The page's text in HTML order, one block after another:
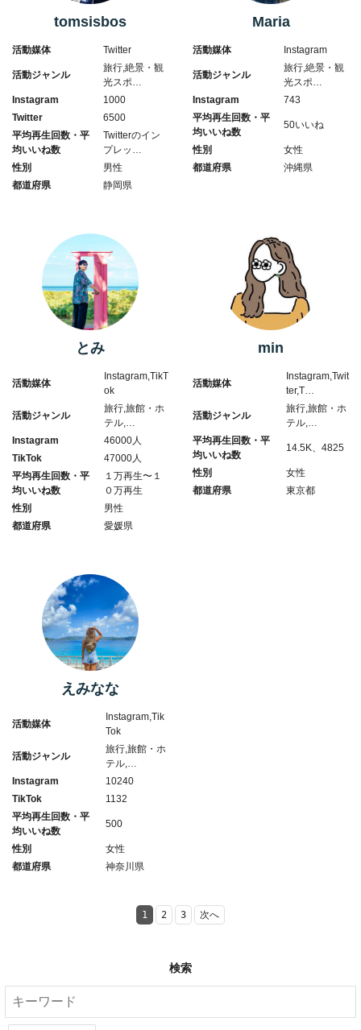
tomsisbos
活動媒体 Twitter
活動ジャンル
旅行,絶景・観
光スポ…
Instagram
1000
Twitter
6500
平均再生回数・平
均いいね数
Twitterのイン
プレッ…
性別
男性
都道府県
静岡県
Maria
活動媒体 Instagram
活動ジャンル
旅行,絶景・観
光スポ…
Instagram
743
平均再生回数・平
均いいね数
50いいね
性別
女性
都道府県
沖縄県
とみ
活動媒体
Instagram,TikT
ok
活動ジャンル
旅行,旅館・ホ
テル,…
Instagram
46000人
TikTok
47000人
平均再生回数・平
均いいね数
１万再生〜１
０万再生
性別
男性
都道府県
愛媛県
min
活動媒体
Instagram,Twit
ter,T…
活動ジャンル
旅行,旅館・ホ
テル,…
平均再生回数・平
均いいね数
14.5K、4825
性別
女性
都道府県
東京都
えみなな
活動媒体
Instagram,Tik
Tok
活動ジャンル
旅行,旅館・ホ
テル,…
Instagram
10240
TikTok
1132
平均再生回数・平
均いいね数
500
性別
女性
都道府県
神奈川県
1 2 3 次へ
検索